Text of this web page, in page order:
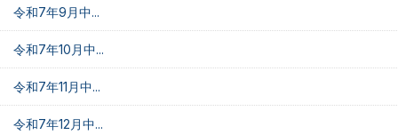
令和7年9月中...
令和7年10月中...
令和7年11月中...
令和7年12月中...